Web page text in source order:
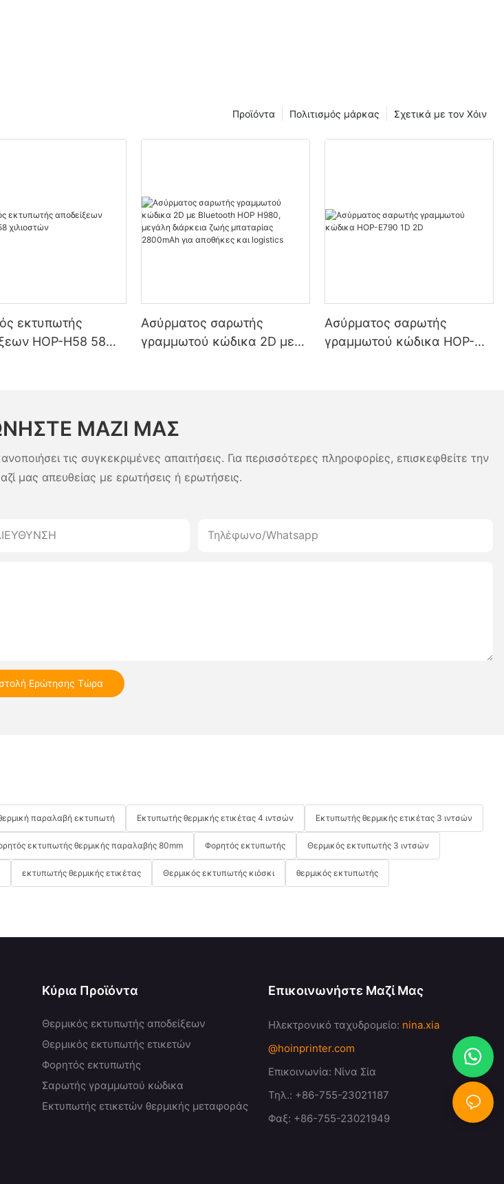
Σχετικά με τον Χόιν
Πολιτισμός μάρκας
Προϊόντα
εκτυπωτής
HOP-H58 58
Ασύρματος σαρωτής
γραμμωτού κώδικα 2D με
Ασύρματος σαρωτής
γραμμωτού κώδικα HOP-
ΜΑΖΊ ΜΑΣ
τις συγκεκριμένες απαιτήσεις. Για περισσότερες πληροφορίες, επισκεφθείτε την
μας απευθείας με ερωτήσεις ή ερωτήσεις.
Τηλέφωνο/whatsapp
Ερώτησης Τώρα
παραλαβή εκτυπωτή Εκτυπωτής θερμικής ετικέτας 4 ιντσών Εκτυπωτής θερμικής ετικέτας 3 ιντσών
εκτυπωτής θερμικής παραλαβής 80mm Φορητός εκτυπωτής Θερμικός εκτυπωτής 3 ιντσών
εκτυπωτής θερμικής ετικέτας Θερμικός εκτυπωτής κιόσκι θερμικός εκτυπωτής
Κύρια Προϊόντα
Θερμικός εκτυπωτής αποδείξεων
Θερμικός εκτυπωτής ετικετών
Φορητός εκτυπωτής
Σαρωτής γραμμωτού κώδικα
Εκτυπωτής ετικετών θερμικής μεταφοράς
Επικοινωνήστε Μαζί Μας
Ηλεκτρονικό ταχυδρομείο: nina.xia
@hoinprinter.com
Επικοινωνία: Νίνα Σία
Τηλ.: +86-755-23021187
Φαξ: +86-755-23021949